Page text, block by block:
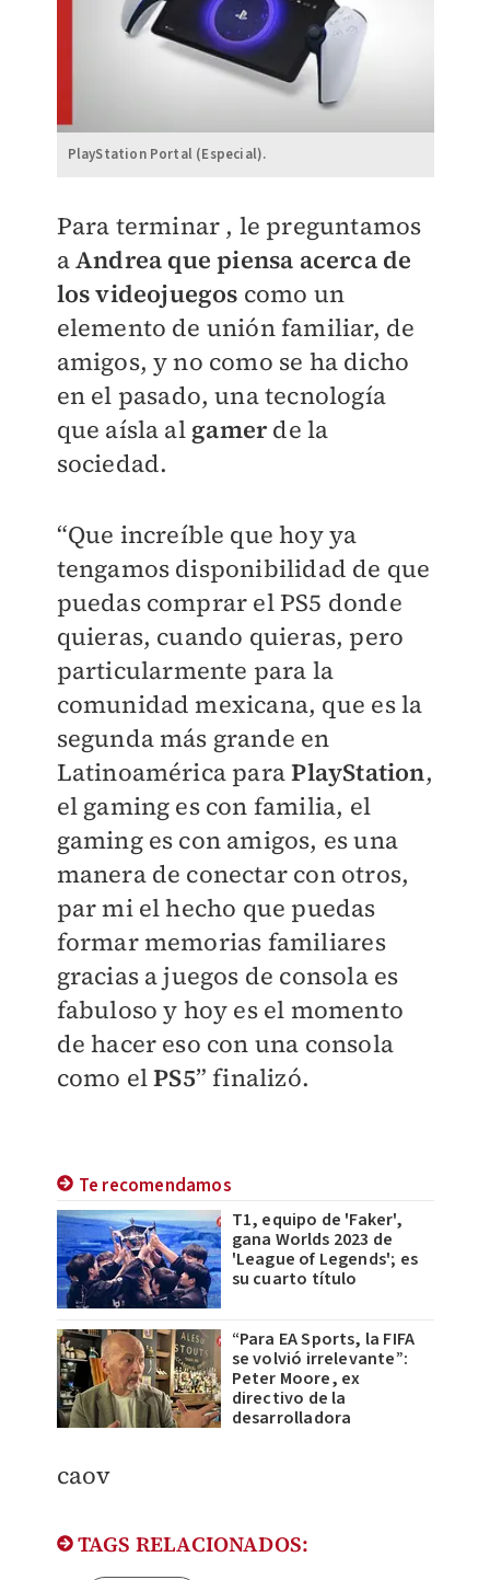
PlayStation Portal (Especial).
Para terminar , le preguntamos
aAndrea que piensa acerca de
los videojuegos como un
elemento de unión familiar, de
amigos, y no como se ha dicho
en el pasado, una tecnología
que aísla al gamerde la
sociedad.
“Que increíble que hoy ya
tengamos disponibilidad de que
puedas comprar el PS5 donde
quieras, cuando quieras, pero
particularmente para la
comunidad mexicana, que es la
segunda más grande en
Latinoamérica paraPlayStation,
el gaming es con familia, el
gaming es con amigos, es una
manera de conectar con otros,
par mi el hecho que puedas
formar memorias familiares
gracias a juegos de consola es
fabuloso y hoy es el momento
de hacer eso con una consola
como elPS5” finalizó.
Te recomendamos
T1, equipo de 'Faker',
gana Worlds 2023 de
'League of Legends'; es
su cuarto título
“Para EA Sports, la FIFA
se volvió irrelevante”:
Peter Moore, ex
directivo de la
desarrolladora
caov
TAGS RELACIONADOS: